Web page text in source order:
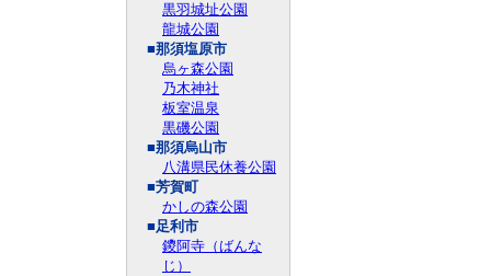
黒羽城址公園
龍城公園
■那須塩原市
烏ヶ森公園
乃木神社
板室温泉
黒磯公園
■那須烏山市
八溝県民休養公園
■芳賀町
かしの森公園
■足利市
鑁阿寺（ばんな
じ）